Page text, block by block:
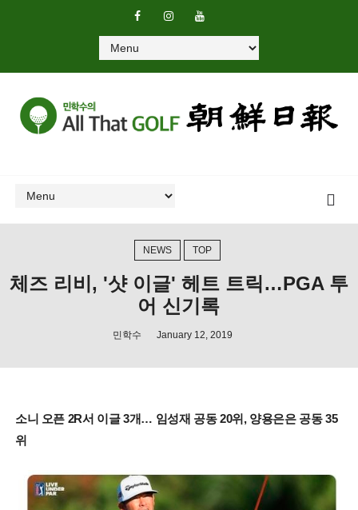
NEWS TOP
체즈 리비, '샷 이글' 헤트 트릭…PGA 투
어 신기록
민학수 January 12, 2019
소니 오픈 2R서 이글 3개… 임성재 공동 20위, 양용은은 공동 35
위